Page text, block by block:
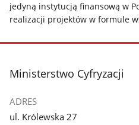
jedyną instytucją finansową w
realizacji projektów w formule
stopka
Ministerstwo Cyfryzacji
ADRES
ul. Królewska 27